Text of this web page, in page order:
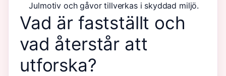
Julmotiv och gåvor tillverkas i skyddad miljö.
Vad är fastställt och
vad återstår att
utforska?